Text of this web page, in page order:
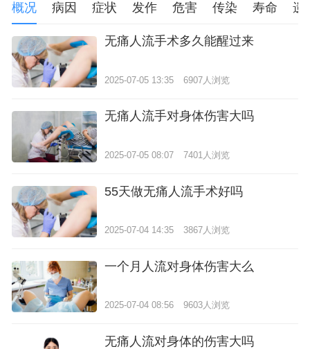
概况 病因 症状 发作 危害 传染 寿命 遗
无痛人流手术多久能醒过来
2025-07-05 13:35 6907人浏览
无痛人流手对身体伤害大吗
2025-07-05 08:07 7401人浏览
55天做无痛人流手术好吗
2025-07-04 14:35 3867人浏览
一个月人流对身体伤害大么
2025-07-04 08:56 9603人浏览
无痛人流对身体的伤害大吗